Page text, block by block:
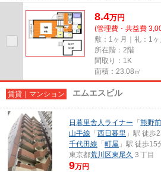
8.4万円
(管理費・共益費
敷：1ヶ月｜礼：1ヶ
所在階：2階
間取り：1K
面積：23.08㎡
賃貸｜マンション エムエスビル
日暮里舎人ライナー 「 熊野前
山手線 「 西日暮里 」駅 徒歩
千代田線 「 町屋 」駅 徒歩15
東京都荒川区東尾久 ３丁目
9万円